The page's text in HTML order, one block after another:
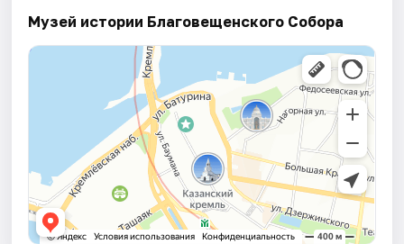
Музей истории Благовещенского Собора